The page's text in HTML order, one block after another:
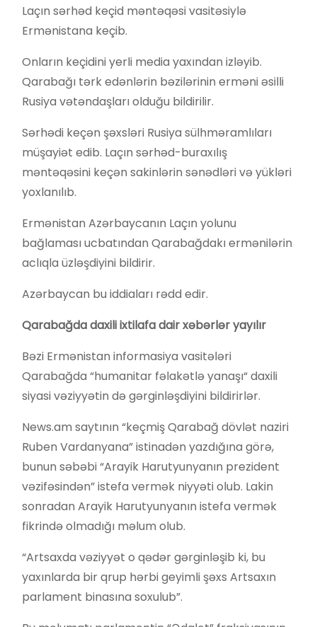
Laçın sərhəd keçid məntəqəsi vasitəsiylə
Ermənistana keçib.
Onların keçidini yerli media yaxından izləyib.
Qarabağı tərk edənlərin bəzilərinin erməni əsilli
Rusiya vətəndaşları olduğu bildirilir.
Sərhədi keçən şəxsləri Rusiya sülhməramlıları
müşayiət edib. Laçın sərhəd-buraxılış
məntəqəsini keçən sakinlərin sənədləri və yükləri
yoxlanılıb.
Ermənistan Azərbaycanın Laçın yolunu
bağlaması ucbatından Qarabağdakı ermənilərin
aclıqla üzləşdiyini bildirir.
Azərbaycan bu iddiaları rədd edir.
Qarabağda daxili ixtilafa dair xəbərlər yayılır
Bəzi Ermənistan informasiya vasitələri
Qarabağda “humanitar fəlakətlə yanaşı“ daxili
siyasi vəziyyətin də gərginləşdiyini bildirirlər.
News.am saytının “keçmiş Qarabağ dövlət naziri
Ruben Vardanyana” istinadən yazdığına görə,
bunun səbəbi “Arayik Harutyunyanın prezident
vəzifəsindən” istefa vermək niyyəti olub. Lakin
sonradan Arayik Harutyunyanın istefa vermək
fikrində olmadığı məlum olub.
“Artsaxda vəziyyət o qədər gərginləşib ki, bu
yaxınlarda bir qrup hərbi geyimli şəxs Artsaxın
parlament binasına soxulub”.